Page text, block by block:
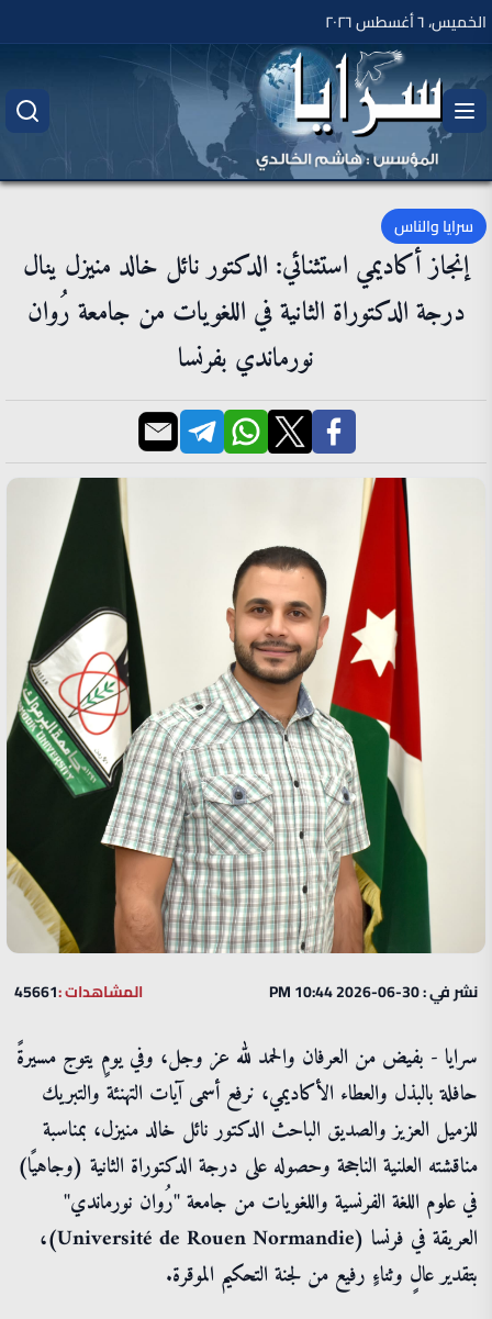
الخميس، ٦ أغسطس ٢٠٢٦
سرايا والناس
إنجاز أكاديمي استثنائي: الدكتور نائل خالد منيزل ينال
درجة الدكتوراة الثانية في اللغويات من جامعة رُوان
نورماندي بفرنسا
نشر في : 30-06-2026 10:44 PM المشاهدات :45661
سرايا - بفيض من العرفان والحمد لله عز وجل، وفي يومٍ يتوج مسيرةً
حافلة بالبذل والعطاء الأكاديمي، نرفع أسمى آيات التهنئة والتبريك
للزميل العزيز والصديق الباحث الدكتور نائل خالد منيزل، بمناسبة
مناقشته العلنية الناجحة وحصوله على درجة الدكتوراة الثانية (وجاهيًا)
في علوم اللغة الفرنسية واللغويات من جامعة "رُوان نورماندي"
العريقة في فرنسا (Université de Rouen Normandie)،
بتقدير عالٍ وثناءٍ رفيع من لجنة التحكيم الموقرة.